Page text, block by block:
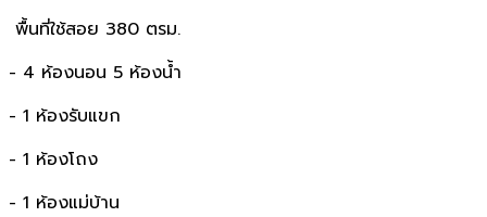
พื้นที่ใช้สอย 380 ตรม.
- 4 ห้องนอน 5 ห้องน้ำ
- 1 ห้องรับแขก
- 1 ห้องโถง
- 1 ห้องแม่บ้าน